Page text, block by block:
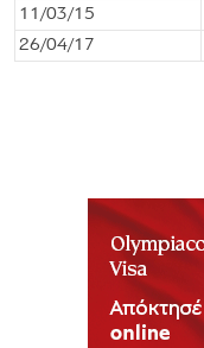
11/03/15
26/04/17